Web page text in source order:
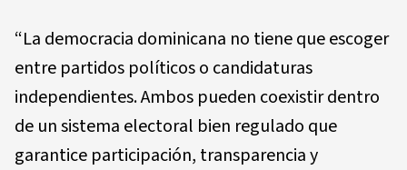
“La democracia dominicana no tiene que escoger
entre partidos políticos o candidaturas
independientes. Ambos pueden coexistir dentro
de un sistema electoral bien regulado que
garantice participación, transparencia y